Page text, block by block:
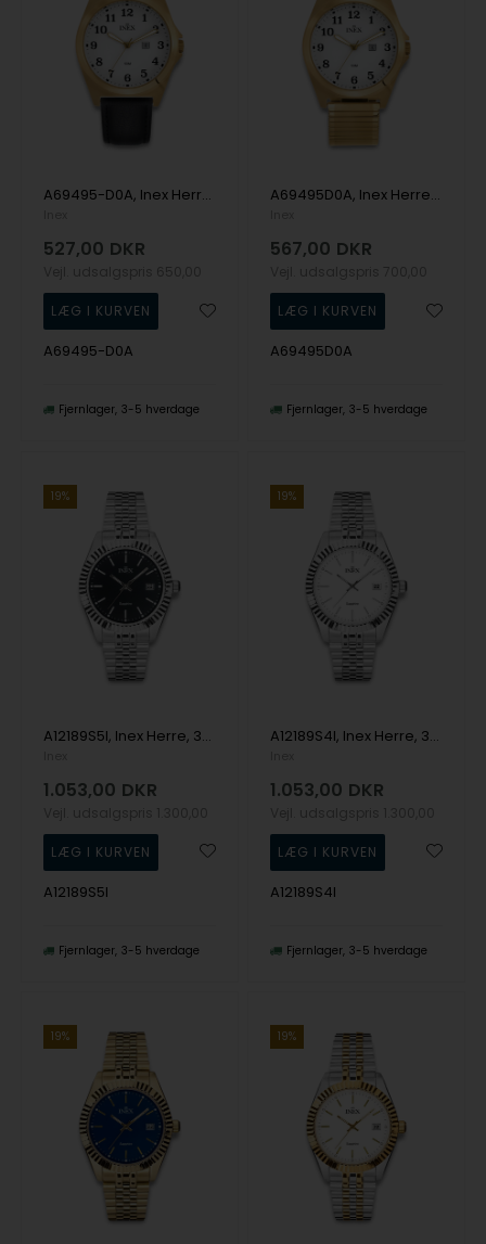
A69495-D0A, Inex Herre, 39mm Quartz Herre m/rem
527,00 DKR
A69495-D0A
Fjernlager 3-5 hverdage
A69495D0A, Inex Herre, 39mm Quartz Herre m/lænke
567,00 DKR
A69495D0A
Fjernlager 3-5 hverdage
19%
A12189S5I, Inex Herre, 39,5mm Quartz Herre m/lænke
1.053,00 DKR
A12189S5I
Fjernlager 3-5 hverdage
19%
A12189S4I, Inex Herre, 39,5mm Quartz Herre m/lænke
1.053,00 DKR
A12189S4I
Fjernlager 3-5 hverdage
19% 19%